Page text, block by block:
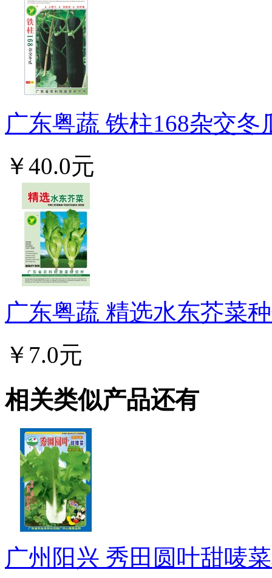
广东粤蔬 铁柱168杂交
￥40.0元
广东粤蔬 精选水东芥菜
￥7.0元
相关类似产品还有
广州阳兴 秀田圆叶甜唛